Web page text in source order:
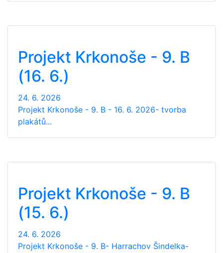
Projekt Krkonoše - 9. B
(16. 6.)
24. 6. 2026
Projekt Krkonoše - 9. B - 16. 6. 2026- tvorba
plakátů...
Projekt Krkonoše - 9. B
(15. 6.)
24. 6. 2026
Projekt Krkonoše - 9. B- Harrachov Šindelka-